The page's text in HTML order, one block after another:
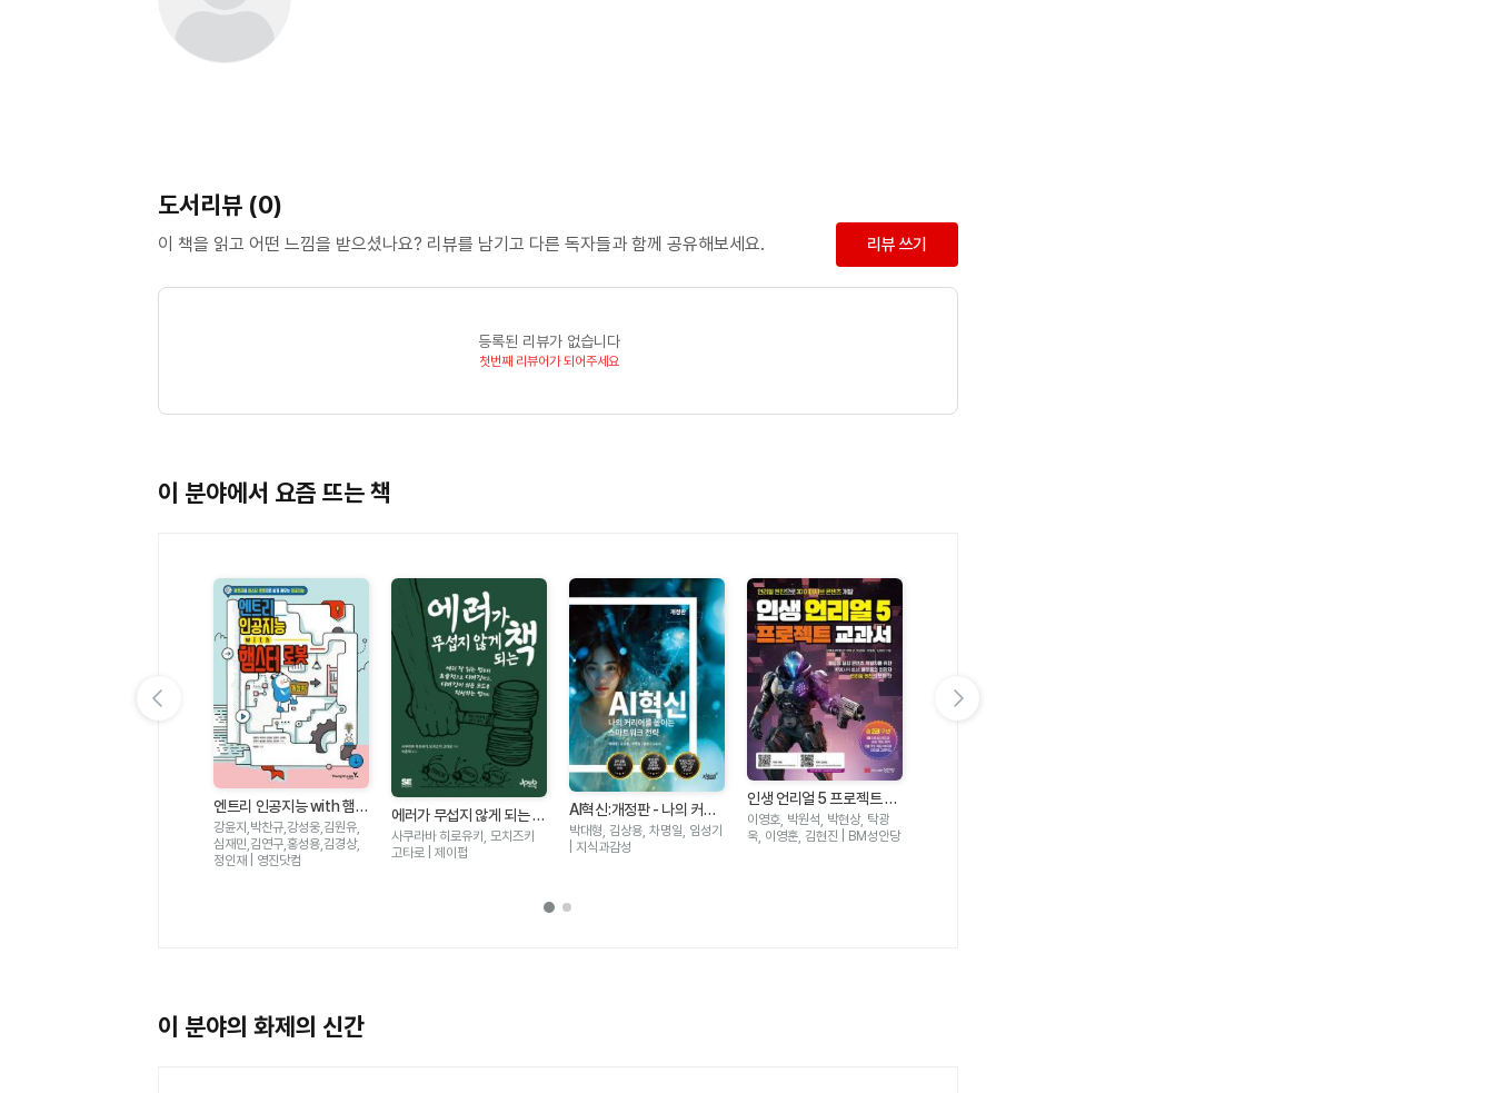
도서리뷰 (0)
이 책을 읽고 어떤 느낌을 받으셨나요? 리뷰를 남기고 다른 독자들과 함께 공유해보세요. 리뷰 쓰기
등록된 리뷰가 없습니다
첫번째 리뷰어가 되어주세요
이 분야에서 요즘 뜨는 책
엔트리 인공지능 with 햄스
터 로봇 - 개정판
강윤지,박찬규,강성웅,김원유,
심재민,김연구,홍성용,김경상,
정인재 | 영진닷컴
에러가 무섭지 않게 되는 책
- 에러 잘 읽는 법부터 효율
적으로 디버깅하고 디버깅
사쿠라바 히로유키, 모치즈키
고타로 | 제이펍
AI혁신:개정판 - 나의 커리
어를 높이는 스마트워크 전
략
박대형, 김상용, 차명일, 임성기
| 지식과감성
인생 언리얼 5 프로젝트 교
과서 - 언리얼 엔진으로 3D
이머시브 콘텐츠 개발
이영호, 박원석, 박현상, 탁광
욱, 이영훈, 김현진 | BM성안당
이 분야의 화제의 신간